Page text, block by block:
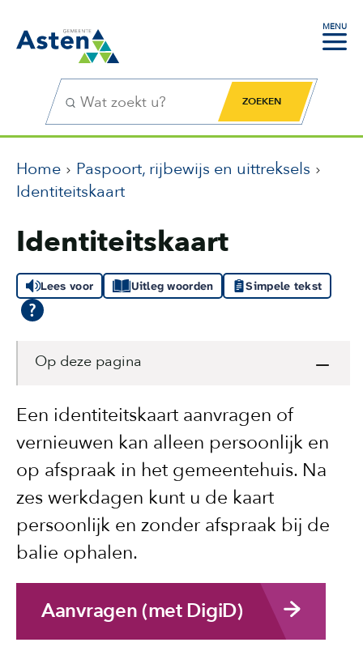
MENU
Zoekfunctie Zoekknop
Home
Paspoort, rijbewijs en uittreksels
Identiteitskaart
Identiteitskaart
Lees voor Uitleg woorden Simpele tekst
Een identiteitskaart aanvragen of
vernieuwen kan alleen persoonlijk en
op afspraak in het gemeentehuis. Na
zes werkdagen kunt u de kaart
persoonlijk en zonder afspraak bij de
balie ophalen.
Aanvragen (met DigiD)
Op deze pagina